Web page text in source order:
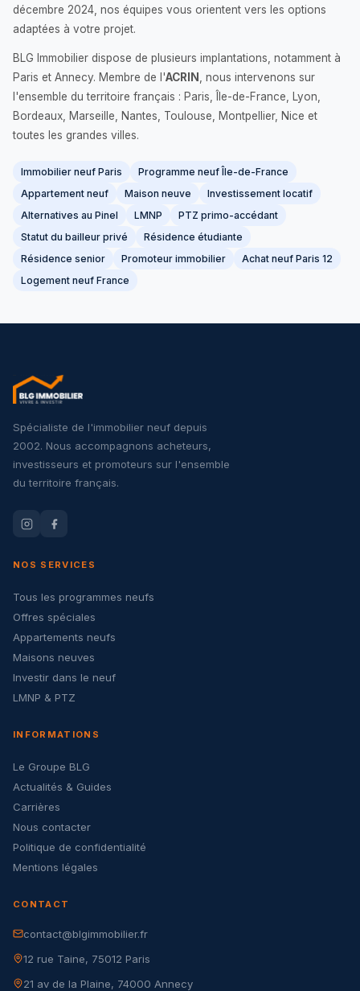
décembre 2024, nos équipes vous orientent vers les options
adaptées à votre projet.
BLG Immobilier dispose de plusieurs implantations, notamment à
Paris et Annecy. Membre de l'ACRIN
, nous intervenons sur
l'ensemble du territoire français : Paris, Île-de-France, Lyon,
Bordeaux, Marseille, Nantes, Toulouse, Montpellier, Nice et
toutes les grandes villes.
Immobilier neuf Paris
Programme neuf Île-de-France
Appartement neuf
Maison neuve
Investissement locatif
Alternatives au Pinel
LMNP
PTZ primo-accédant
Statut du bailleur privé
Résidence étudiante
Résidence senior
Promoteur immobilier
Achat neuf Paris 12
Logement neuf France
Spécialiste de l'immobilier neuf depuis
2002. Nous accompagnons acheteurs,
investisseurs et promoteurs sur l'ensemble
du territoire français.
NOS SERVICES
Tous les programmes neufs
Offres spéciales
Appartements neufs
Maisons neuves
Investir dans le neuf
LMNP & PTZ
INFORMATIONS
Le Groupe BLG
Actualités & Guides
Carrières
Nous contacter
Politique de confidentialité
Mentions légales
CONTACT
contact@blgimmobilier.fr
12 rue Taine, 75012 Paris
21 av de la Plaine, 74000 Annecy